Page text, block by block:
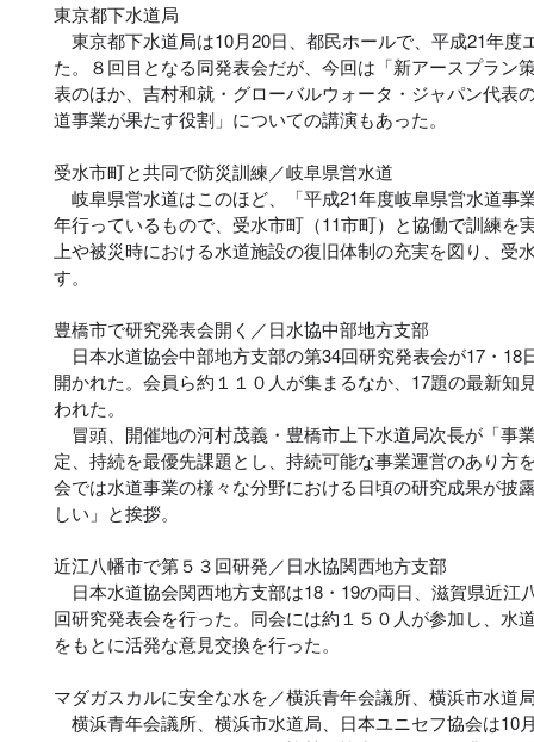
東京都下水道局
東京都下水道局は10月20日、都民ホールで、平成21年度
た。８回目となる同発表会だが、今回は「新アースプラン
表のほか、吉村和就・グローバルウォータ・ジャパン代表
道事業が果たす役割」についての講演もあった。
受水市町と共同で防災訓練／岐阜県営水道
岐阜県営水道はこのほど、「平成21年度岐阜県営水道事
年行っているもので、受水市町（11市町）と協働で訓練を
上や被災時における水道施設の復旧体制の充実を図り、受
す。
豊橋市で研究発表会開く／日水協中部地方支部
日本水道協会中部地方支部の第34回研究発表会が17・18
開かれた。会員ら約１１０人が集まるなか、17題の最新知
われた。
冒頭、開催地の河村茂義・豊橋市上下水道局次長が「事
定、持続を最優先課題とし、持続可能な事業運営のあり方
会では水道事業の様々な分野における日頃の研究成果が披
しい」と挨拶。
近江八幡市で第５３回研発／日水協関西地方支部
日本水道協会関西地方支部は18・19の両日、滋賀県近江
回研究発表会を行った。同会には約１５０人が参加し、水
をもとに活発な意見交換を行った。
マダガスカルに安全な水を／横浜青年会議所、横浜市水道
横浜青年会議所、横浜市水道局、日本ユニセフ協会は10